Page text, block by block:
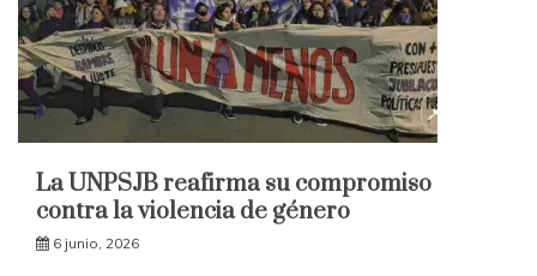
La UNPSJB reafirma su compromiso
contra la violencia de género
6 junio, 2026